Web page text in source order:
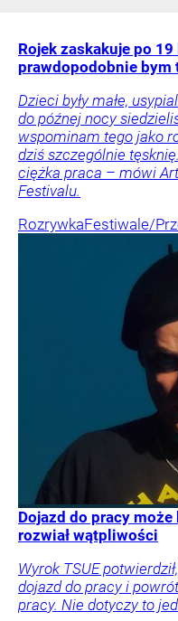
Rojek zaskakuje po
prawdopodobnie bym
Dzieci były małe,
do późnej nocy
wspominam tego jako
dziś szczególnie
ciężka praca – mówi
Festivalu.
RozrywkaFestiwale/
Dojazd do pracy może
rozwiał wątpliwości
Wyrok TSUE
dojazd do pracy i
pracy. Nie dotyczy to